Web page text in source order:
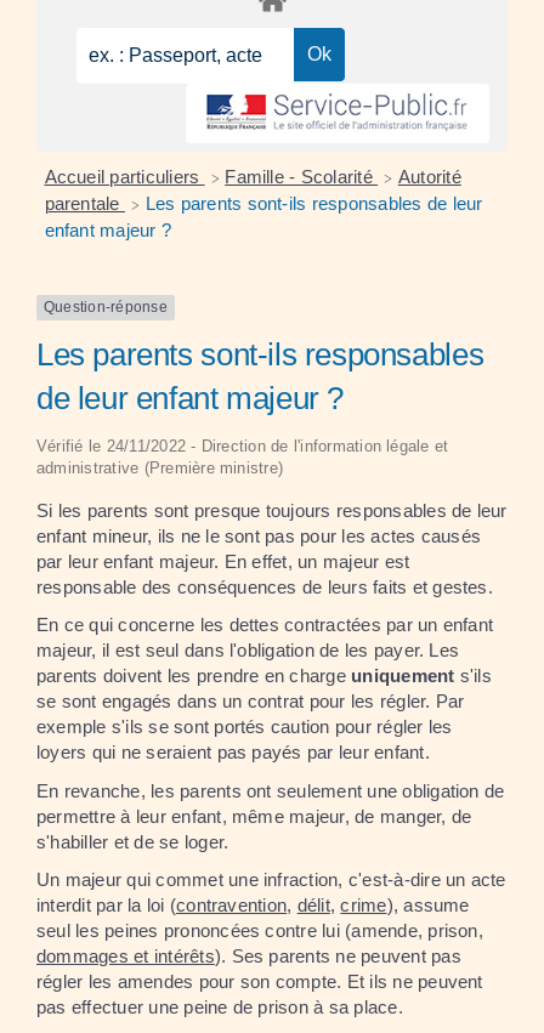
Accueil particuliers > Famille - Scolarité > Autorité
parentale
> Les parents sont-ils responsables de leur
enfant majeur ?
Question-réponse
Les parents sont-ils responsables
de leur enfant majeur ?
Vérifié le 24/11/2022 - Direction de l'information légale et
administrative (Première ministre)
Si les parents sont presque toujours responsables de leur
enfant mineur, ils ne le sont pas pour les actes causés
par leur enfant majeur. En effet, un majeur est
responsable des conséquences de leurs faits et gestes.
En ce qui concerne les dettes contractées par un enfant
majeur, il est seul dans l'obligation de les payer. Les
parents doivent les prendre en charge uniquement s'ils
se sont engagés dans un contrat pour les régler. Par
exemple s'ils se sont portés caution pour régler les
loyers qui ne seraient pas payés par leur enfant.
En revanche, les parents ont seulement une obligation de
permettre à leur enfant, même majeur, de manger, de
s'habiller et de se loger.
Un majeur qui commet une infraction, c'est-à-dire un acte
interdit par la loi (contravention, délit,crime), assume
seul les peines prononcées contre lui (amende, prison,
dommages et intérêts). Ses parents ne peuvent pas
régler les amendes pour son compte. Et ils ne peuvent
pas effectuer une peine de prison à sa place.